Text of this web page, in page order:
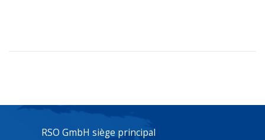
RSO GmbH siège principal